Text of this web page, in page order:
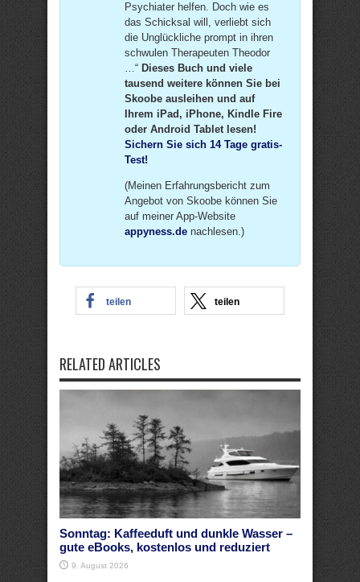
Psychiater helfen. Doch wie es
das Schicksal will, verliebt sich
die Unglückliche prompt in ihren
schwulen Therapeuten Theodor
…“ Dieses Buch und viele
tausend weitere können Sie bei
Skoobe ausleihen und auf
Ihrem iPad, iPhone, Kindle Fire
oder Android Tablet lesen!
Sichern Sie sich 14 Tage gratis-
Test!
(Meinen Erfahrungsbericht zum
Angebot von Skoobe können Sie
auf meiner App-Website
appyness.de nachlesen.)
teilen teilen
RELATED ARTICLES
Sonntag: Kaffeeduft und dunkle Wasser –
gute eBooks, kostenlos und reduziert
9. August 2026